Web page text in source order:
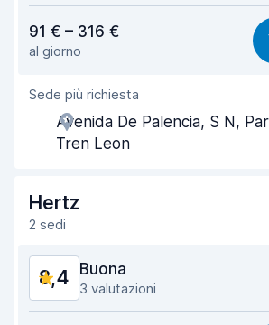
Facile da trovare
Gentilezza degli agenti
Rapidità del ritiro
Pulizia del veicolo
Condizioni dell'auto
91 € – 316 €
al giorno
Sede più richiesta
Avenida De Palencia, S N,
Tren Leon
Hertz
2 sedi
8,4 Buona
3 valutazioni